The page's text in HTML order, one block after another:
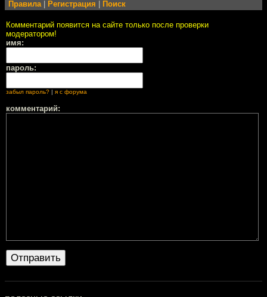
Правила| Регистрация Поиск
Комментарий появится на сайте только после проверки
модератором!
имя:
пароль:
забыл пароль? я с форума
комментарий: